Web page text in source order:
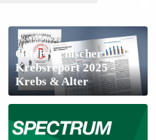
Österreichischer
Krebsreport 2025 -
Krebs & Alter